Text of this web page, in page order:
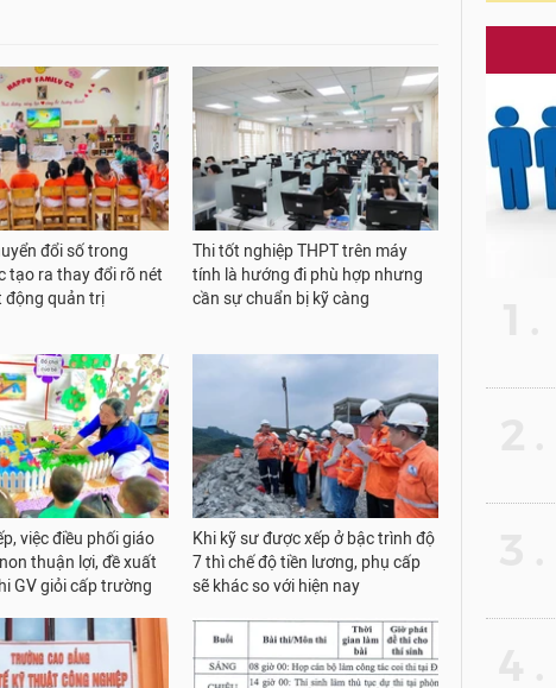
đổi số trong
tạo ra thay đổi rõ nét
động quản trị
Thi tốt nghiệp THPT trên máy
tính là hướng đi phù hợp nhưng
cần sự chuẩn bị kỹ càng
việc điều phối giáo
thuận lợi, đề xuất
GV giỏi cấp trường
Khi kỹ sư được xếp ở bậc trình độ
7 thì chế độ tiền lương, phụ cấp
sẽ khác so với hiện nay